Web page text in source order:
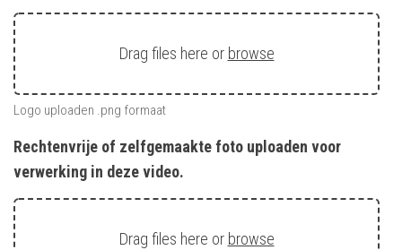
Drag files here or browse
Logo uploaden .png formaat
Rechtenvrije of zelfgemaakte foto uploaden voor
verwerking in deze video.
Drag files here or browse